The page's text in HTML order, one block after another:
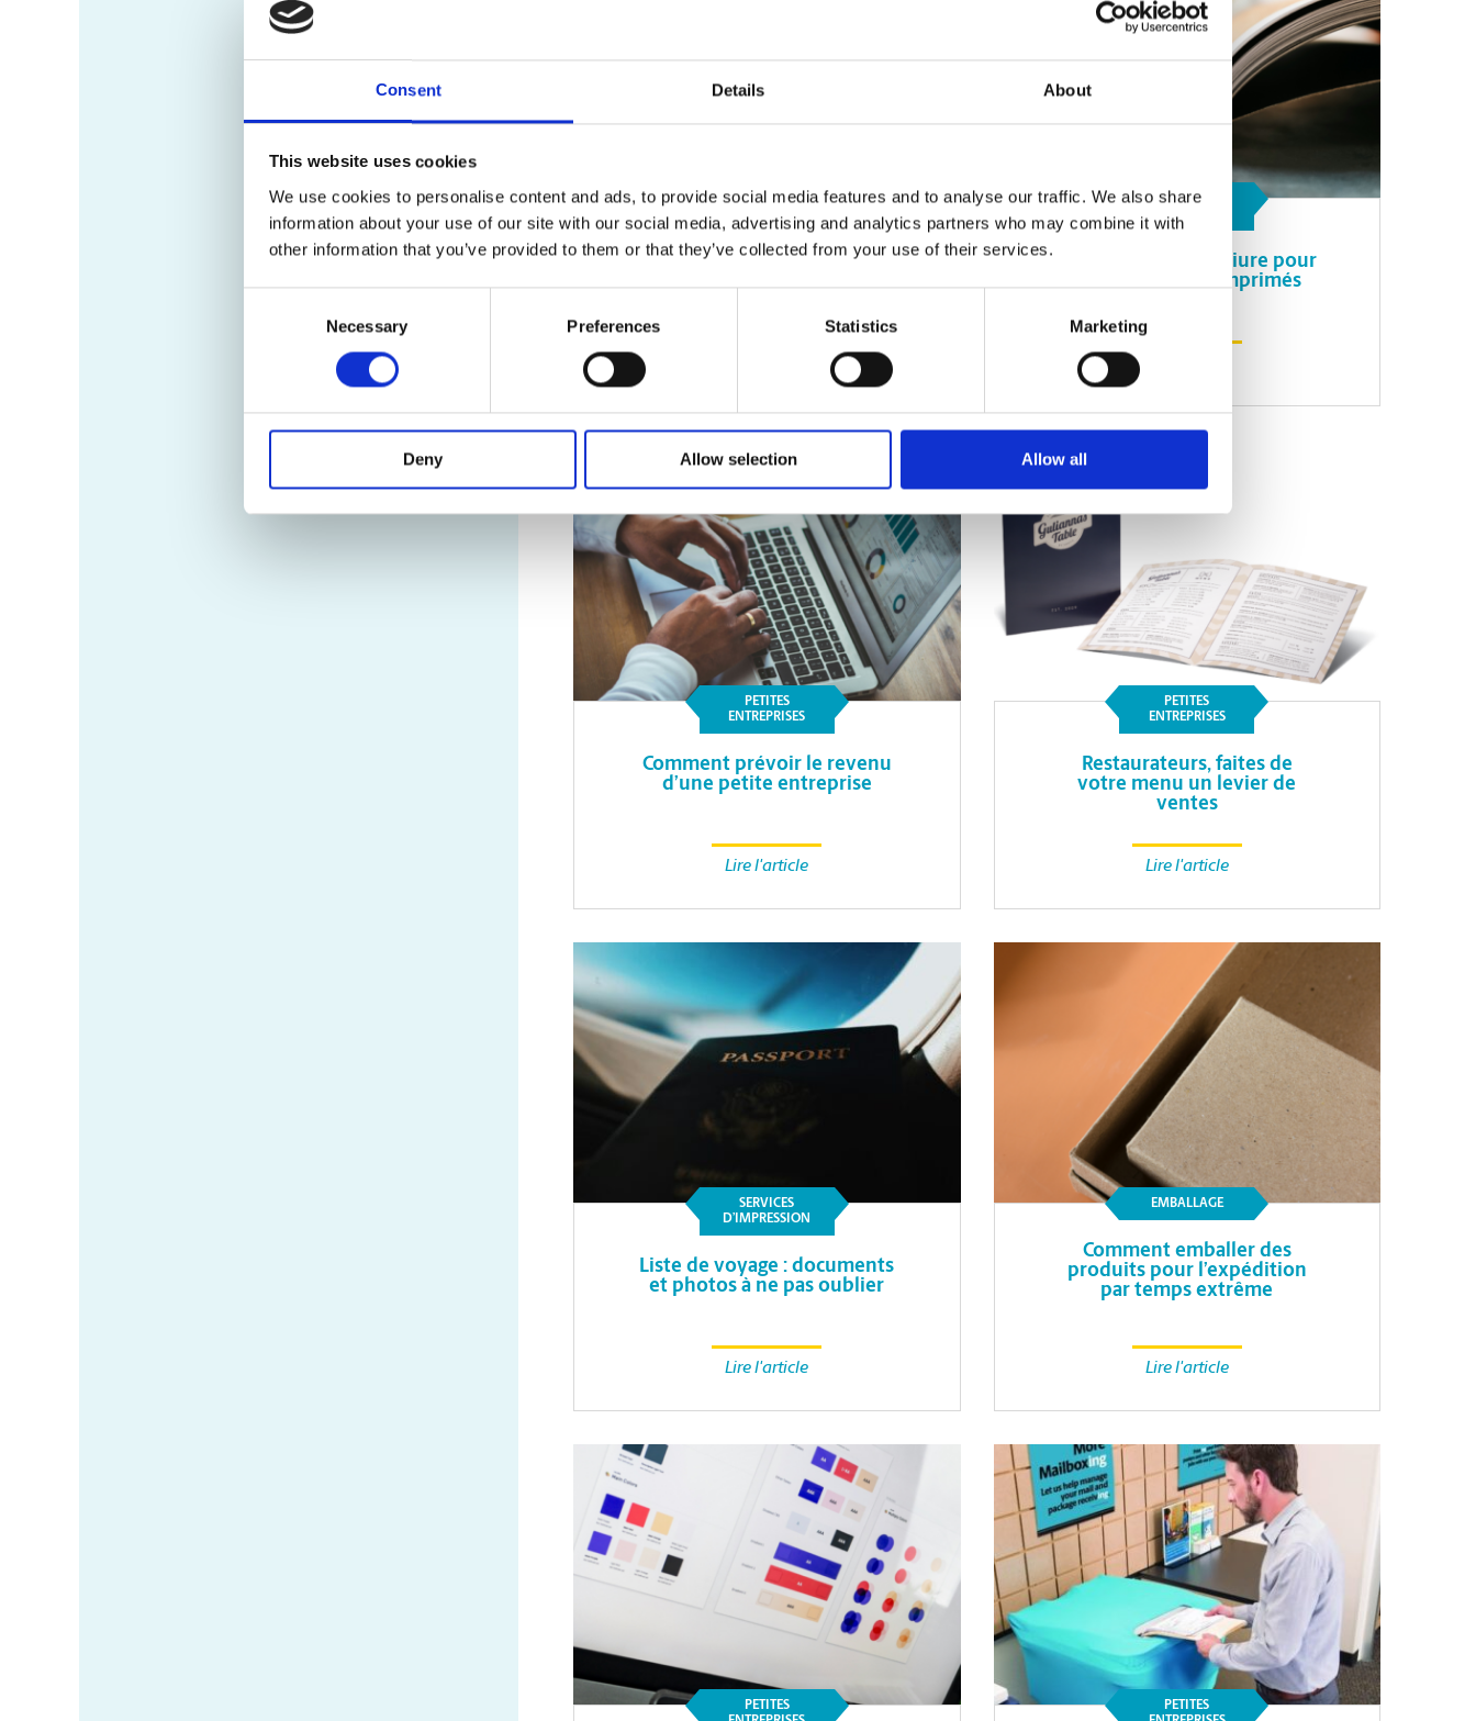
Consent Details About
This website uses cookies
We use cookies to personalise content and ads, to provide social media features and to analyse our traffic. We also share
information about your use of our site with our social media, advertising and analytics partners who may combine it with
other information that you’ve provided to them or that they’ve collected from your use of their services.
Necessary Preferences Statistics Marketing
Deny Allow selection Allow all
SERVICES
D’IMPRESSION
Reliure et finition
professionnelles : donnez
présentations
SERVICES
D’IMPRESSION
Choisir la bonne reliure pour
vos documents imprimés
PETITES
ENTREPRISES
Comment prévoir le revenu
d’une petite entreprise
Lire l'article
PETITES
ENTREPRISES
Restaurateurs, faites de
votre menu un levier de
ventes
Lire l'article
SERVICES
D’IMPRESSION
Liste de voyage : documents
et photos à ne pas oublier
Lire l'article
EMBALLAGE
Comment emballer des
produits pour l’expédition
par temps extrême
Lire l'article
PETITES
PETITES